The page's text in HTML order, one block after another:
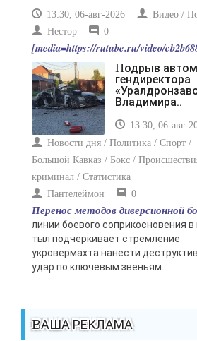
13:30, 06-авг-2026
Видео /
Нестор
0
[media=https://rutube.ru/video/
Подрыв автомобиля
гендиректора
Владимира..
13:30, 06-авг-
Новости дня / Политика / Спорт /
Большой Кавказ / Бокс /
криминал / Статистика
Пантелеймон
0
Перенос методов диверсионной
линии боевого соприкосновения в
тыл подчеркивает стремление
укровермахта нанести
удар по ключевым звеньям...
ВАША РЕКЛАМА